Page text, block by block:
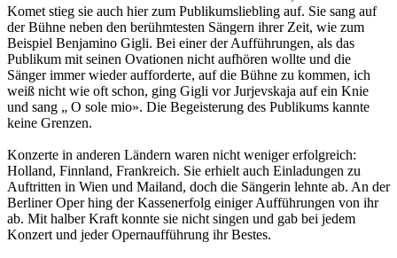
Komet stieg sie auch hier zum Publikumsliebling auf. Sie sang auf
der Bühne neben den berühmtesten Sängern ihrer Zeit, wie zum
Beispiel Benjamino Gigli. Bei einer der Aufführungen, als das
Publikum mit seinen Ovationen nicht aufhören wollte und die
Sänger immer wieder aufforderte, auf die Bühne zu kommen, ich
weiß nicht wie oft schon, ging Gigli vor Jurjevskaja auf ein Knie
und sang „ O sole mio». Die Begeisterung des Publikums kannte
keine Grenzen.
Konzerte in anderen Ländern waren nicht weniger erfolgreich:
Holland, Finnland, Frankreich. Sie erhielt auch Einladungen zu
Auftritten in Wien und Mailand, doch die Sängerin lehnte ab. An der
Berliner Oper hing der Kassenerfolg einiger Aufführungen von ihr
ab. Mit halber Kraft konnte sie nicht singen und gab bei jedem
Konzert und jeder Opernaufführung ihr Bestes.